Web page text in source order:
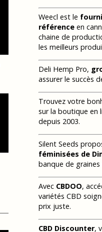
Weecl est le
référence en
chaine de
les meilleurs
Deli Hemp Pro,
assurer le succès
Trouvez votre
sur la boutique en
depuis 2003.
Silent Seeds
féminisées de
banque de
Avec CBDOO,
variétés CBD
prix juste.
CBD Discounter,